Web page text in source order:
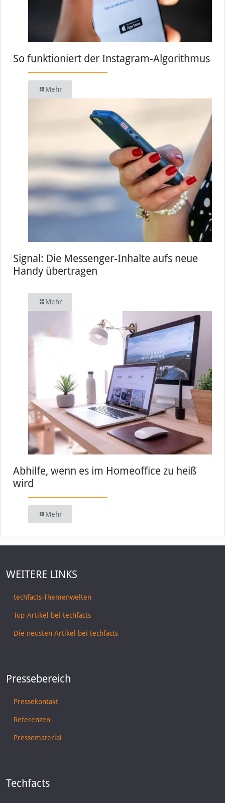
So funktioniert der Instagram-Algorithmus
Mehr
Signal: Die Messenger-Inhalte aufs neue
Handy übertragen
Mehr
Abhilfe, wenn es im Homeoffice zu heiß
wird
Mehr
WEITERE LINKS
techfacts-Themenwelten
Top-Artikel bei techfacts
Die neusten Artikel bei techfacts
Pressebereich
Pressekontakt
Referenzen
Pressematerial
Techfacts